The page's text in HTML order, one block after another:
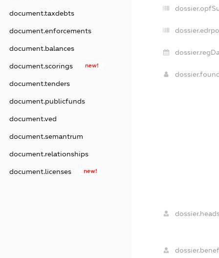
document.taxdebts
document.enforcements
document.balances
document.scorings new!
document.tenders
document.publicfunds
document.ved
document.semantrum
document.relationships
document.licenses new!